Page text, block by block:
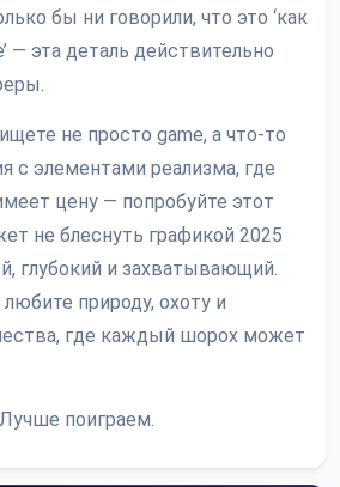
бы ни говорили, что это ‘как
— эта деталь действительно
не просто game, а что-то
с элементами реализма, где
цену — попробуйте этот
не блеснуть графикой 2025
глубокий и захватывающий.
природу, охоту и
где каждый шорох может
поиграем.